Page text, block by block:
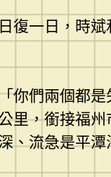
復一日，時
你們兩個都
里，銜接福
、流急是平